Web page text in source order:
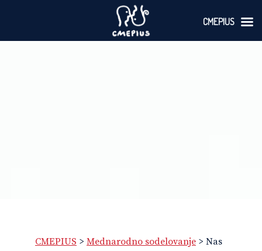
CMEPIUS > Mednarodno sodelovanje > Nas
CMEPIUS